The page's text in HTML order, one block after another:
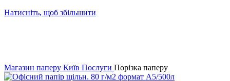
Натисніть, щоб збільшити
Магазин паперу Київ Послуги Порізка паперу